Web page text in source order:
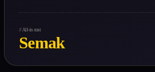
// All-in cost
Semak